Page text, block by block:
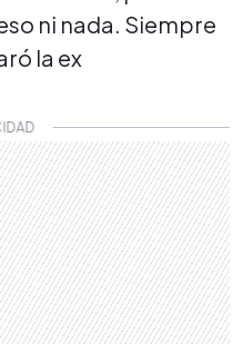
ni nada. Siempre
la ex